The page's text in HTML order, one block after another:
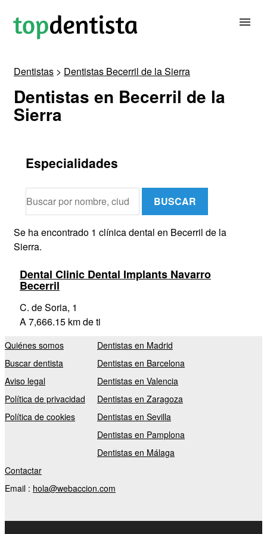
BUSCAR DENTISTA
PARA CLÍNICAS DENTALES
Dentistas > Dentistas Becerril de la Sierra
Dentistas en Becerril de la
Sierra
Especialidades
BUSCAR
Se ha encontrado 1 clínica dental en Becerril de la
Sierra.
Dental Clinic Dental Implants Navarro
Becerril
C. de Soria, 1
A 7,666.15 km de ti
Quiénes somos
Buscar dentista
Aviso legal
Política de privacidad
Política de cookies
Dentistas en Madrid
Dentistas en Barcelona
Dentistas en Valencia
Dentistas en Zaragoza
Dentistas en Sevilla
Dentistas en Pamplona
Dentistas en Málaga
Contactar
Email : hola@webaccion.com